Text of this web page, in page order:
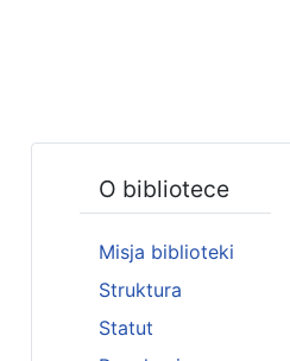
O bibliotece
Misja biblioteki
Struktura
Statut